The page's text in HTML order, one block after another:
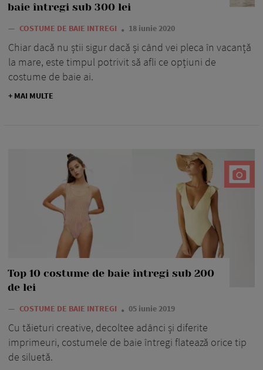
baie întregi sub 300 lei
— COSTUME DE BAIE INTREGI 18 iunie 2020
Chiar dacă nu știi sigur dacă și când vei pleca în vacanță
la mare, este timpul potrivit să afli ce opțiuni de
costume de baie ai.
+ MAI MULTE
Top 10 costume de baie întregi sub 200
de lei
— COSTUME DE BAIE INTREGI 05 iunie 2019
Cu tăieturi creative, decoltee adânci și diferite
imprimeuri, costumele de baie întregi flatează orice tip
de siluetă.